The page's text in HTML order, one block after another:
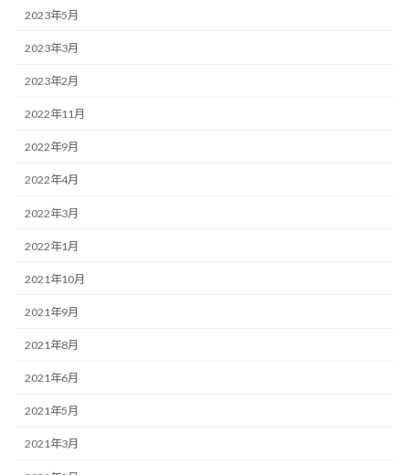
2023年5月
2023年3月
2023年2月
2022年11月
2022年9月
2022年4月
2022年3月
2022年1月
2021年10月
2021年9月
2021年8月
2021年6月
2021年5月
2021年3月